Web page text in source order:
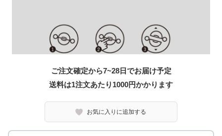
ご注文確定から7~28日でお届け予定
送料は1注文あたり 1000円かかります
お気に入りに追加する